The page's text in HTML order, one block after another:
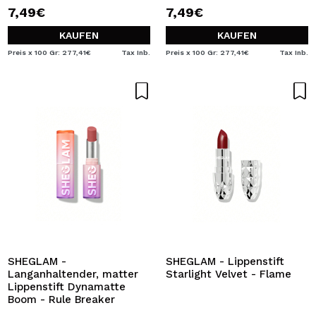
7,49€
KAUFEN
Preis x 100 Gr: 277,41€ Tax Inb.
7,49€
KAUFEN
Preis x 100 Gr: 277,41€ Tax Inb.
SHEGLAM -
Langanhaltender, matter
Lippenstift Dynamatte
Boom - Rule Breaker
SHEGLAM - Lippenstift
Starlight Velvet - Flame